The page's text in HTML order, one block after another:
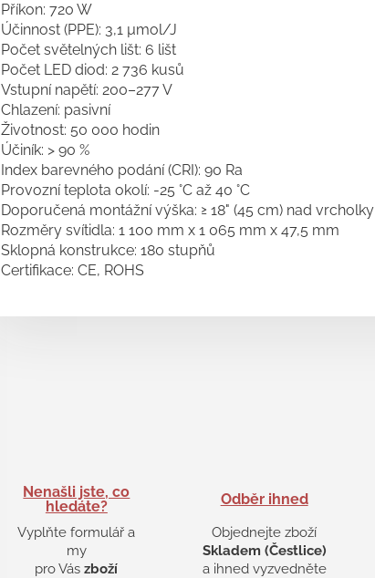
Nenašli jste, co
hledáte?
Vyplňte formulář a
my
pro Vászboží
Odběr ihned
Objednejte zboží
Skladem (Čestlice)
a ihned vyzvedněte
Příkon: 720 W
Účinnost (PPE): 3,1 µmol/J
Počet světelných lišt: 6 lišt
Počet LED diod: 2 736 kusů
Vstupní napětí: 200–277 V
Chlazení: pasivní
Životnost: 50 000 hodin
Účiník: > 90 %
Index barevného podání (CRI): 90 Ra
Provozní teplota okolí: -25 °C až 40 °C
Doporučená montážní výška: ≥ 18" (45 cm) nad vrcholky
Rozměry svítidla: 1 100 mm x 1 065 mm x 47,5 mm
Sklopná konstrukce: 180 stupňů
Certifikace: CE, ROHS